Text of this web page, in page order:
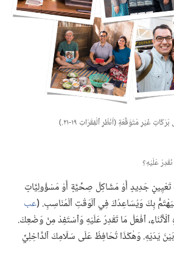
غَيْرِ مُتَوَقَّعَةٍ (‏اُنْظُرِ ٱلْفِقْرَاتِ ١٩-‏٢١.‏)‏
عَلَيْهِ؟‏
جَدِيدٍ أَوْ مَشَاكِلَ صِحِّيَّةٍ أَوْ مَسْؤُولِيَّاتٍ
بِكَ وَيُسَاعِدُكَ فِي ٱلْوَقْتِ ٱلْمُنَاسِبِ.‏ (‏عب
ٱفْعَلْ مَا تَقْدِرُ عَلَيْهِ وَٱسْتَفِدْ مِنْ وَضْعِكَ.‏
يَدَيْهِ.‏ وَهٰكَذَا تُحَافِظُ عَلَى سَلَامِكَ ٱلدَّاخِلِيِّ